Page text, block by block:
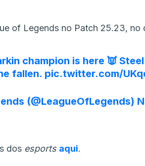
of Legends no Patch 25.23, no
champion is here 👿
fallen. pic.twitter.com/
(@LeagueOfLegends)
dos esports aqui.